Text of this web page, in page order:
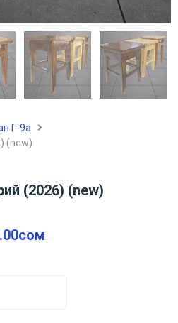
Г-9а
(new)
(2026) (new)
сом